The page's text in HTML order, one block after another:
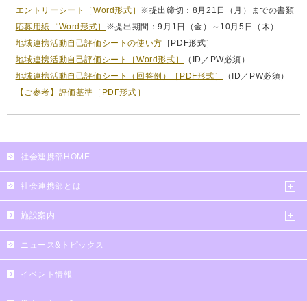
エントリーシート［Word形式］ ※提出締切：8月21日（月）までの書類
応募用紙［Word形式］ ※提出期間：9月1日（金）～10月5日（木）
地域連携活動自己評価シートの使い方 ［PDF形式］
地域連携活動自己評価シート［Word形式］
（ID／PW必須）
地域連携活動自己評価シート（回答例）［PDF形式］
（ID／PW必須）
【ご参考】評価基準［PDF形式］
社会連携部HOME
社会連携部とは
施設案内
ニュース&トピックス
イベント情報